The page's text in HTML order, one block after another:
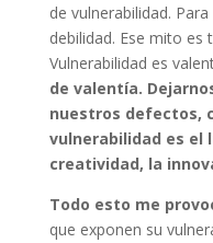
de vulnerabilidad.
debilidad. Ese mito es
Vulnerabilidad es
de valentía.
nuestros defectos,
vulnerabilidad es el
creatividad, la
Todo esto me
que exponen su